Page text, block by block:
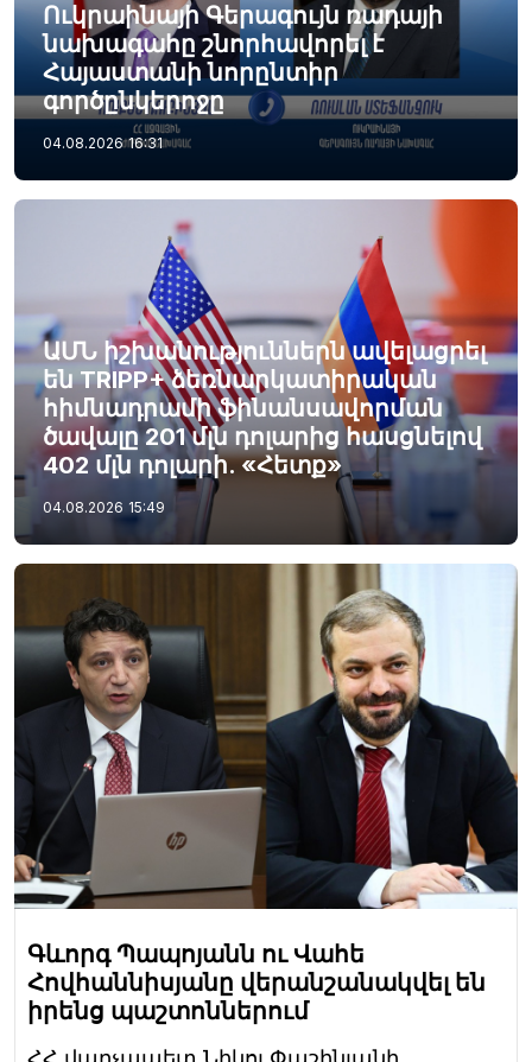
Ուկրաինայի Գերագույն ռադայի
նախագահը շնորհավորել է
Հայաստանի նորընտիր
գործընկերոջը
04.08.2026 16:31
ԱՄՆ իշխանություններն ավելացրել
են TRIPP+ ձեռնարկատիրական
հիմնադրամի ֆինանսավորման
ծավալը 201 մլն դոլարից հասցնելով
402 մլն դոլարի. «Հետք»
04.08.2026 15:49
Գևորգ Պապոյանն ու Վահե
Հովհաննիսյանը վերանշանակվել են
իրենց պաշտոններում